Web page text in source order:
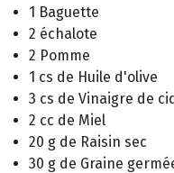
1 Baguette
2 échalote
2 Pomme
1 cs de Huile d'olive
3 cs de Vinaigre de
2 cc de Miel
20 g de Raisin sec
30 g de Graine